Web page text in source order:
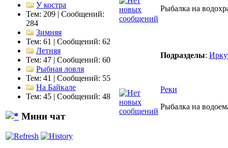
У костра
Тем: 209 | Сообщений:
284
Зимняя
Тем: 61 | Сообщений: 62
Летняя
Тем: 47 | Сообщений: 60
Рыбная ловля
Тем: 41 | Сообщений: 55
На Байкале
Тем: 45 | Сообщений: 48
Мини чат
Рыбалка на
Подразделы:
Реки
Рыбалка на